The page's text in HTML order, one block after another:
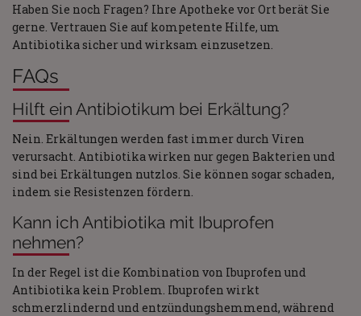
Haben Sie noch Fragen? Ihre Apotheke vor Ort berät Sie
gerne. Vertrauen Sie auf kompetente Hilfe, um
Antibiotika sicher und wirksam einzusetzen.
FAQs
Hilft ein Antibiotikum bei Erkältung?
Nein. Erkältungen werden fast immer durch Viren
verursacht. Antibiotika wirken nur gegen Bakterien und
sind bei Erkältungen nutzlos. Sie können sogar schaden,
indem sie Resistenzen fördern.
Kann ich Antibiotika mit Ibuprofen
nehmen?
In der Regel ist die Kombination von Ibuprofen und
Antibiotika kein Problem. Ibuprofen wirkt
schmerzlindernd und entzündungshemmend, während